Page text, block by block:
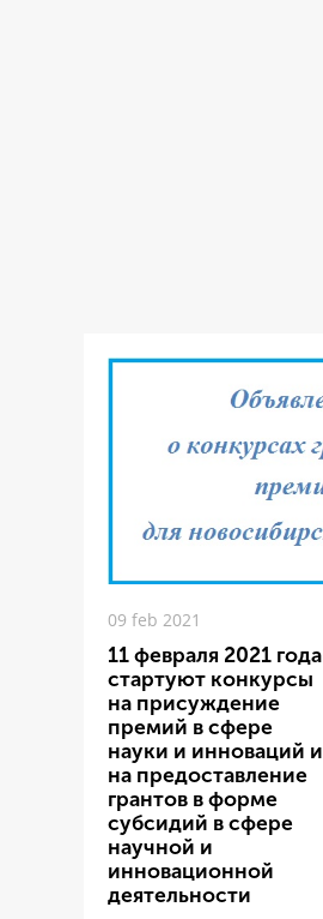
09 feb 2021
11 февраля 2021 года
стартуют конкурсы
на присуждение
премий в сфере
науки и инноваций и
на предоставление
грантов в форме
субсидий в сфере
научной и
инновационной
деятельности